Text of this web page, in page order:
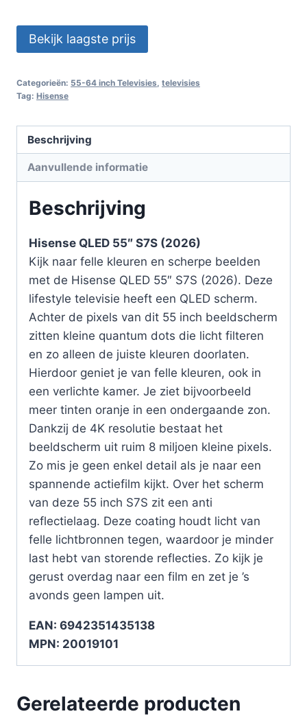
Bekijk laagste prijs
Categorieën: 55-64 inch Televisies televisies
Tag: Hisense
Beschrijving
Aanvullende informatie
Beschrijving
Hisense QLED 55″ S7S (2026)
Kijk naar felle kleuren en scherpe beelden
met de Hisense QLED 55″ S7S (2026). Deze
lifestyle televisie heeft een QLED scherm.
Achter de pixels van dit 55 inch beeldscherm
zitten kleine quantum dots die licht filteren
en zo alleen de juiste kleuren doorlaten.
Hierdoor geniet je van felle kleuren, ook in
een verlichte kamer. Je ziet bijvoorbeeld
meer tinten oranje in een ondergaande zon.
Dankzij de 4K resolutie bestaat het
beeldscherm uit ruim 8 miljoen kleine pixels.
Zo mis je geen enkel detail als je naar een
spannende actiefilm kijkt. Over het scherm
van deze 55 inch S7S zit een anti
reflectielaag. Deze coating houdt licht van
felle lichtbronnen tegen, waardoor je minder
last hebt van storende reflecties. Zo kijk je
gerust overdag naar een film en zet je ’s
avonds geen lampen uit.
EAN: 6942351435138
MPN: 20019101
Gerelateerde producten